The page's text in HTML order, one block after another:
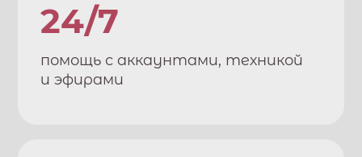
24/7
помощь с аккаунтами, техникой
и эфирами